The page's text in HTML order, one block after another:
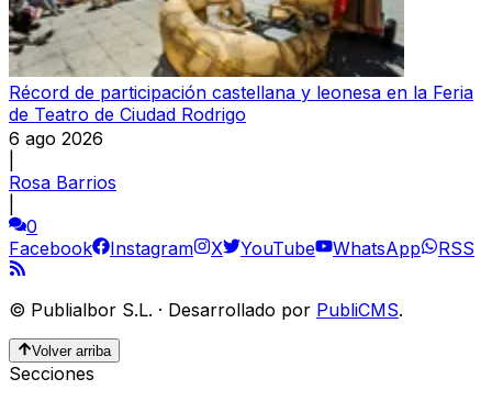
Récord de participación castellana y leonesa en la Feria
de Teatro de Ciudad Rodrigo
6 ago 2026
Rosa Barrios
0
Facebook
Instagram X YouTube WhatsApp RSS
© Publialbor S.L. · Desarrollado por PubliCMS.
Volver arriba
Secciones